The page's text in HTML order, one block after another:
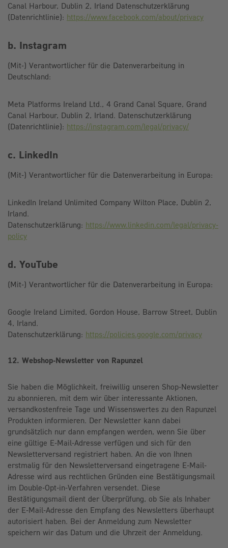
Canal Harbour, Dublin 2, Irland Datenschutzerklärung
(Datenrichtlinie): https://www.facebook.com/about/privacy
b. Instagram
(Mit-) Verantwortlicher für die Datenverarbeitung in
Deutschland:
Meta Platforms Ireland Ltd., 4 Grand Canal Square, Grand
Canal Harbour, Dublin 2, Irland. Datenschutzerklärung
(Datenrichtlinie): https://instagram.com/legal/privacy/
c. LinkedIn
(Mit-) Verantwortlicher für die Datenverarbeitung in Europa:
LinkedIn Ireland Unlimited Company Wilton Place, Dublin 2,
Irland.
Datenschutzerklärung: https://www.linkedin.com/legal/privacy-
policy
d. YouTube
(Mit-) Verantwortlicher für die Datenverarbeitung in Europa:
Google Ireland Limited, Gordon House, Barrow Street, Dublin
4, Irland.
Datenschutzerklärung: https://policies.google.com/privacy
12. Webshop-Newsletter von Rapunzel
Sie haben die Möglichkeit, freiwillig unseren Shop-Newsletter
zu abonnieren, mit dem wir über interessante Aktionen,
versandkostenfreie Tage und Wissenswertes zu den Rapunzel
Produkten informieren. Der Newsletter kann dabei
grundsätzlich nur dann empfangen werden, wenn Sie über
eine gültige E-Mail-Adresse verfügen und sich für den
Newsletterversand registriert haben. An die von Ihnen
erstmalig für den Newsletterversand eingetragene E-Mail-
Adresse wird aus rechtlichen Gründen eine Bestätigungsmail
im Double-Opt-in-Verfahren versendet. Diese
Bestätigungsmail dient der Überprüfung, ob Sie als Inhaber
der E-Mail-Adresse den Empfang des Newsletters überhaupt
autorisiert haben. Bei der Anmeldung zum Newsletter
speichern wir das Datum und die Uhrzeit der Anmeldung.